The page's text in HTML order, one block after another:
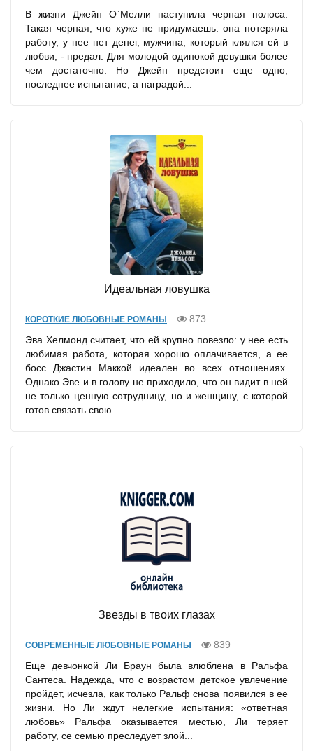
В жизни Джейн О`Мелли наступила черная полоса.
Такая черная, что хуже не придумаешь: она потеряла
работу, у нее нет денег, мужчина, который клялся ей в
любви, - предал. Для молодой одинокой девушки более
чем достаточно. Но Джейн предстоит еще одно,
последнее испытание, а наградой...
Идеальная ловушка
КОРОТКИЕ ЛЮБОВНЫЕ РОМАНЫ
873
Эва Хелмонд считает, что ей крупно повезло: у нее есть
любимая работа, которая хорошо оплачивается, а ее
босс Джастин Маккой идеален во всех отношениях.
Однако Эве и в голову не приходило, что он видит в ней
не только ценную сотрудницу, но и женщину, с которой
готов связать свою...
Звезды в твоих глазах
СОВРЕМЕННЫЕ ЛЮБОВНЫЕ РОМАНЫ
839
Еще девчонкой Ли Браун была влюблена в Ральфа
Сантеса. Надежда, что с возрастом детское увлечение
пройдет, исчезла, как только Ральф снова появился в ее
жизни. Но Ли ждут нелегкие испытания: «ответная
любовь» Ральфа оказывается местью, Ли теряет
работу, се семью преследует злой...